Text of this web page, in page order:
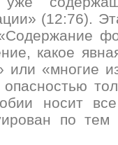
(12:76).
какое
или «многие
носит
по